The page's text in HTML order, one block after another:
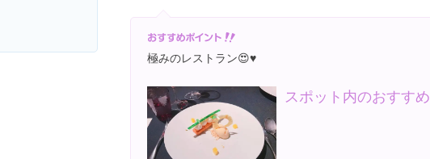
極みのレストラン😍♥️
スポット内のおすすめ